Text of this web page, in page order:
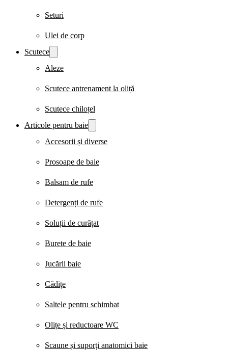
Seturi
Ulei de corp
Scutece
Aleze
Scutece antrenament la oliță
Scutece chiloțel
Articole pentru baie
Accesorii și diverse
Prosoape de baie
Balsam de rufe
Detergenți de rufe
Soluții de curățat
Burete de baie
Jucării baie
Cădițe
Saltele pentru schimbat
Olițe și reductoare WC
Scaune și suporți anatomici baie